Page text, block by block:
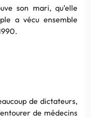
son mari, qu’elle
a vécu ensemble
de dictateurs,
de médecins